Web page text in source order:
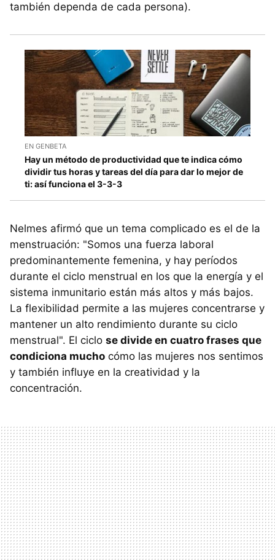
también dependa de cada persona).
EN GENBETA
Hay un método de productividad que te indica cómo
dividir tus horas y tareas del día para dar lo mejor de
ti: así funciona el 3-3-3
Nelmes afirmó que un tema complicado es el de la
menstruación: "Somos una fuerza laboral
predominantemente femenina, y hay períodos
durante el ciclo menstrual en los que la energía y el
sistema inmunitario están más altos y más bajos.
La flexibilidad permite a las mujeres concentrarse y
mantener un alto rendimiento durante su ciclo
menstrual". El ciclo se divide en cuatro frases que
condiciona mucho cómo las mujeres nos sentimos
y también influye en la creatividad y la
concentración.